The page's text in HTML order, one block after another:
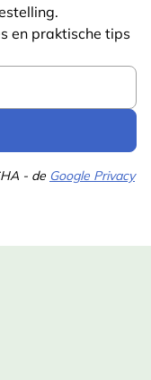
en praktische tips
- de Google Privacy